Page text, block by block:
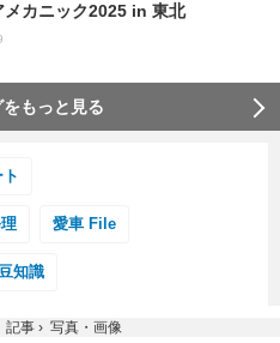
カニック2025 in 東北
もっと見る
愛車 File
知識
記事 › 写真・画像